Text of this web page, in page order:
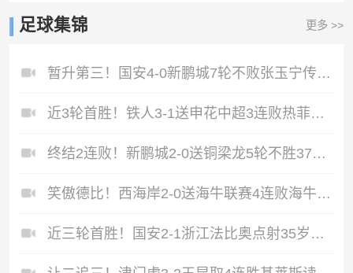
足球集锦 更多 >>
暂升第三！国安4-0新鹏城7轮不败张玉宁传射达万双响法比奥破门
近3轮首胜！铁人3-1送申花中超3连败热菲尼奥双响邦本宜裕传射
终结2连败！新鹏城2-0送铜梁龙5轮不胜37岁姜至鹏破门韦斯利建功
笑傲德比！西海岸2-0送海牛联赛4连败海牛仍垫底西海岸升至第二
近三轮首胜！国安2-1浙江法比奥点射35岁张稀哲制胜王钰栋送助攻